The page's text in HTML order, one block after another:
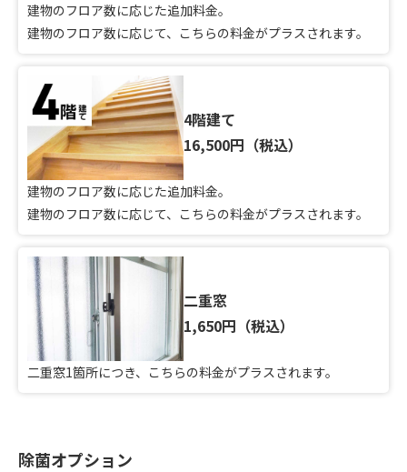
建物のフロア数に応じた追加料金。
建物のフロア数に応じて、こちらの料金がプラスされます。
4階建て
16,500円（税込）
建物のフロア数に応じた追加料金。
建物のフロア数に応じて、こちらの料金がプラスされます。
二重窓
1,650円（税込）
二重窓1箇所につき、こちらの料金がプラスされます。
除菌オプション